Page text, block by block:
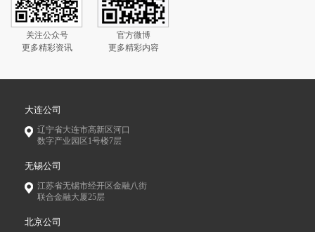
关注公众号
更多精彩资讯
官方微博
更多精彩内容
大连公司
辽宁省大连市高新区河口
数字产业园区1号楼7层
无锡公司
江苏省无锡市经开区金融八街
联合金融大厦25层
北京公司